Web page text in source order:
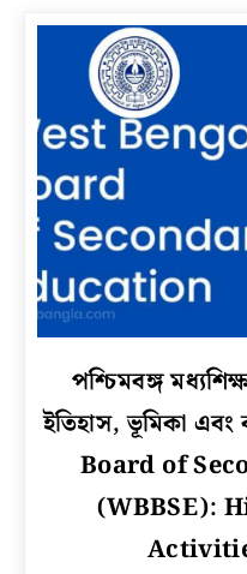
চিকিৎসা
details
of
Hypothyroidism
in
Bengali
to
পশ্চিমবঙ্গ
মধ্যশিক্ষা
(ডাব্লুবিবিএসই):
পশ্চিমবঙ্গ
ইতিহাস, ভূমিকা
Board of
(WBBSE):